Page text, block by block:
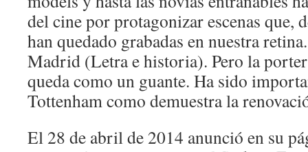
del cine por protagonizar escenas que,
han quedado grabadas en nuestra
Madrid (Letra e historia). Pero la
queda como un guante. Ha sido
Tottenham como demuestra la
El 28 de abril de 2014 anunció en su